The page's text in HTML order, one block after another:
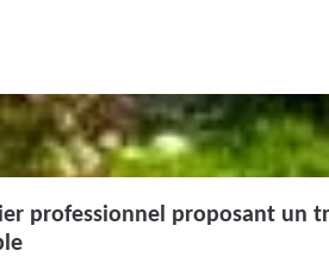
professionnel proposant un